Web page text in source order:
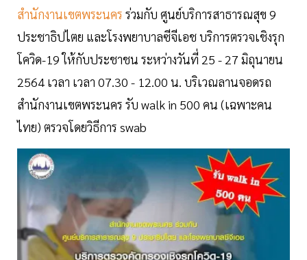
สำนักงานเขตพระนคร ร่วมกับ ศูนย์บริการสาธารณสุข 9
ประชาธิปไตย และโรงพยาบาลซีจีเอช บริการตรวจเชิงรุก
โควิด-19 ให้กับประชาชน ระหว่างวันที่ 25 - 27 มิถุนายน
2564 เวลา เวลา 07.30 - 12.00 น. บริเวณลานจอดรถ
สำนักงานเขตพระนคร รับ walk in 500 คน (เฉพาะคน
ไทย) ตรวจโดยวิธีการ swab